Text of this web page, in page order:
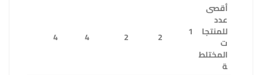
أقصى
عدد
للمنتجا
ت
المختلط
ة
2
2
4
4